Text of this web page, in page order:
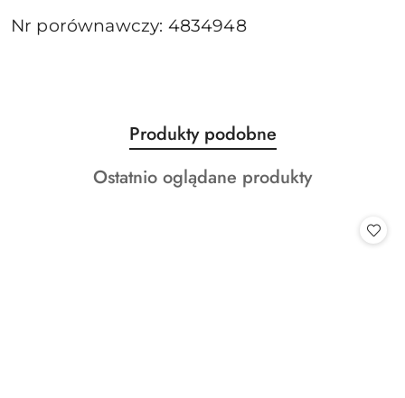
Nr porównawczy: 4834948
Pomiń karuzelę produktów
Produkty
o
statusie:
Produkty podobne
Produkty
Ostatnio oglądane produkty